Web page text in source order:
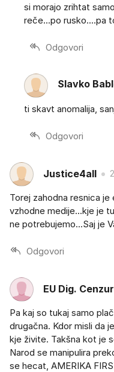
si morajo zrihtat
reče...po rusko....pa
Odgovori
Slavko
ti skavt anomalija,
Odgovori
Justice4all
Torej zahodna resnica je
vzhodne medije...kje je
ne potrebujemo...Saj je
Odgovori
EU Dig.
Pa kaj so tukaj samo
drugačna. Kdor misli da
kje živite. Takšna kot je
Narod se manipulira
se hecat, AMERIKA